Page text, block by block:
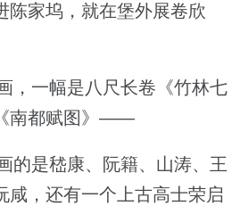
陈家坞，就在堡外展卷欣
一幅是八尺长卷《竹林七
南都赋图》——
是嵇康、阮籍、山涛、王
咸，还有一个上古高士荣启